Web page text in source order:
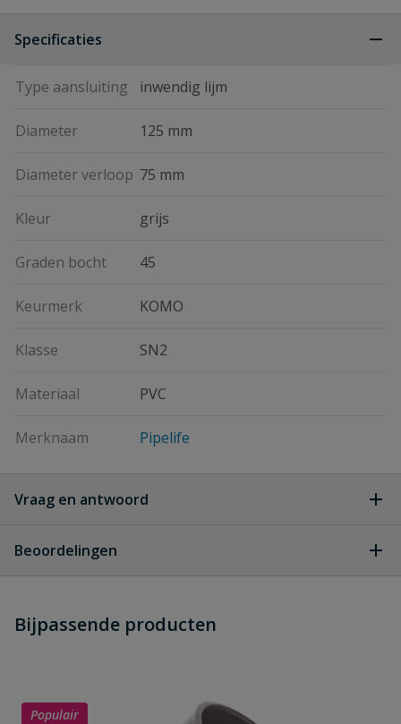
Specificaties
Type aansluiting inwendig lijm
Diameter 125 mm
Diameter verloop 75 mm
Kleur grijs
Graden bocht 45
Keurmerk KOMO
Klasse SN2
Materiaal PVC
Merknaam Pipelife
Vraag en antwoord
dit product?
Beoordelingen
Schrijf zelf een beoordeling
Bijpassende producten
Populair